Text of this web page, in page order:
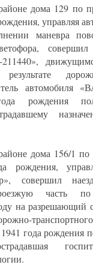
дома 129 по
управляя
маневра
автомобиля
рождения
дома 156/1 по
рождения,
совершил
часть по
на разрешающий
года рождения